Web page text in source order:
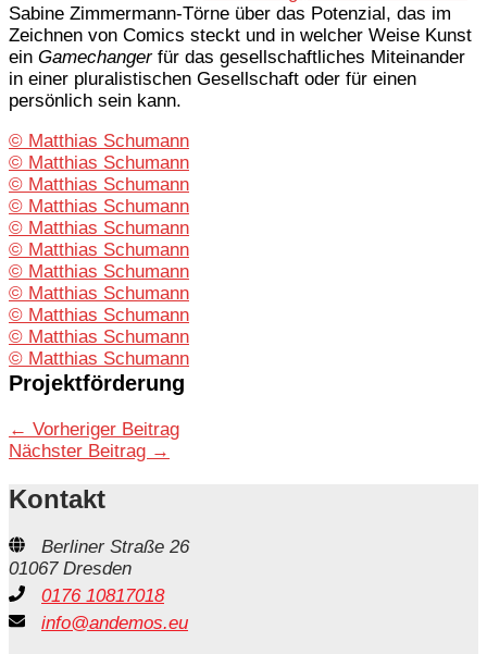
Sabine Zimmermann-Törne über das Potenzial, das im
Zeichnen von Comics steckt und in welcher Weise Kunst
ein Gamechangerfür das gesellschaftliches Miteinander
in einer pluralistischen Gesellschaft oder für einen
persönlich sein kann.
© Matthias Schumann
© Matthias Schumann
© Matthias Schumann
© Matthias Schumann
© Matthias Schumann
© Matthias Schumann
© Matthias Schumann
© Matthias Schumann
© Matthias Schumann
© Matthias Schumann
© Matthias Schumann
Projektförderung
← Vorheriger Beitrag
Nächster Beitrag →
Kontakt
Berliner Straße 26
01067 Dresden
0176 10817018
info@andemos.eu